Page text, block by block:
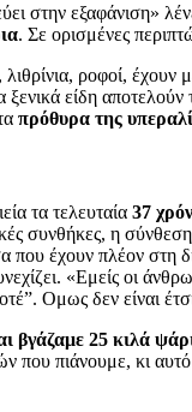
στην εξαφάνιση»
. Σε ορισμένες
ροφοί,
είδη αποτελούν
πρόθυρα της
τα τελευταία 37
συνθήκες, η
που έχουν πλέον στη
«Εμείς οι
Ομως δεν είναι
βγάζαμε 25 κιλά
που πιάνουμε, κι